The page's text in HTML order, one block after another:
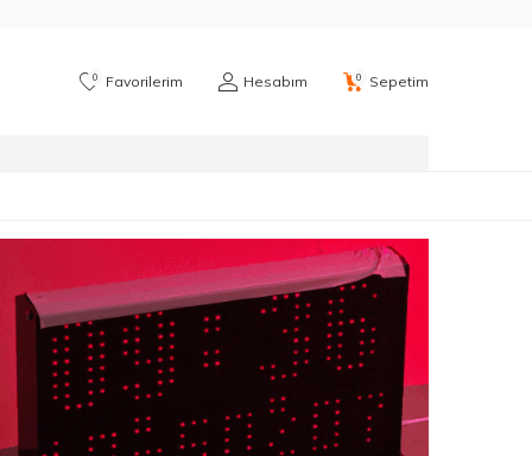
0 Favorilerim Hesabım 0 Sepetim